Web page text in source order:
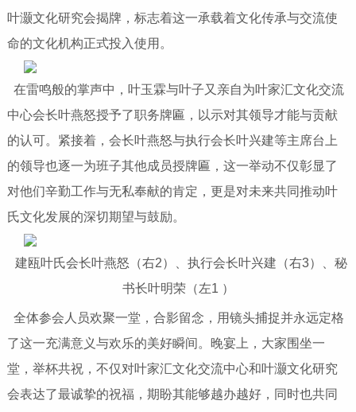
叶灏文化研究会揭牌，标志着这一承载着文化传承与交流使
命的文化机构正式投入使用。
在雷鸣般的掌声中，叶玉霖与叶子又亲自为叶家汇文化交流
中心会长叶燕怒授予了职务牌匾，以示对其领导才能与贡献
的认可。紧接着，会长叶燕怒与执行会长叶兴建等主席台上
的领导也逐一为班子其他成员授牌匾，这一举动不仅彰显了
对他们辛勤工作与无私奉献的肯定，更是对未来共同推动叶
氏文化发展的深切期望与鼓励。
建瓯叶氏会长叶燕怒（右2）、执行会长叶兴建（右3）、秘
书长叶明荣（左1 ）
全体参会人员欢聚一堂，合影留念，用镜头捕捉并永远定格
了这一充满意义与欢乐的美好瞬间。晚宴上，大家围坐一
堂，举杯共祝，不仅对叶家汇文化交流中心和叶灏文化研究
会表达了最诚挚的祝福，期盼其能够越办越好，同时也共同